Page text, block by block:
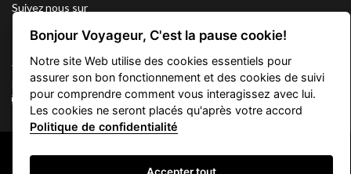
Suivez nous sur
Vacation Key Corp. 2905 Point East Drive #L-215. Aventura.
FLORIDA 33160.
info@vacationkey.com
Copyright © 2026 Vacation Key Corp.
Bonjour Voyageur, C'est la pause cookie!
Notre site Web utilise des cookies essentiels pour
assurer son bon fonctionnement et des cookies de suivi
pour comprendre comment vous interagissez avec lui.
Les cookies ne seront placés qu'après votre accord
Politique de confidentialité